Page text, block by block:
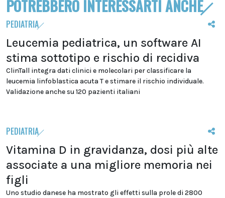
POTREBBERO INTERESSARTI ANCHE
PEDIATRIA
Leucemia pediatrica, un software AI
stima sottotipo e rischio di recidiva
ClinTall integra dati clinici e molecolari per classificare la
leucemia linfoblastica acuta T e stimare il rischio individuale.
Validazione anche su 120 pazienti italiani
PEDIATRIA
Vitamina D in gravidanza, dosi più alte
associate a una migliore memoria nei
figli
Uno studio danese ha mostrato gli effetti sulla prole di 2800